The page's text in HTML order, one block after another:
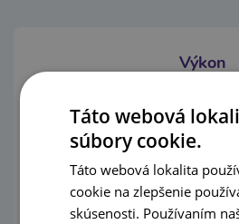
Výkon
Táto webová
súbory cookie.
Táto webová lokalita
cookie na zlepšenie
skúsenosti. Používaním